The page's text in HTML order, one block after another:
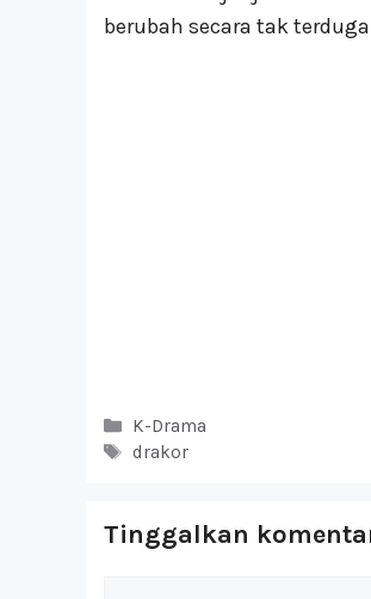
berubah secara tak
Kategori
K-Drama
Tag
drakor
Tinggalkan